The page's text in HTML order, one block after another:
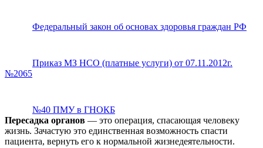
Федеральный закон об основах здоровья граждан РФ
Приказ МЗ НСО (платные услуги) от 07.11.2012г.
№2065
№40 ПМУ в ГНОКБ
Пересадка органов — это операция, спасающая человеку
жизнь. Зачастую это единственная возможность спасти
пациента, вернуть его к нормальной жизнедеятельности.